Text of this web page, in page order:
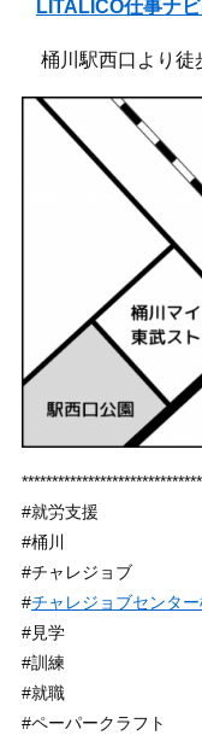
LITALICO仕事ナ
桶川駅西口より徒
#就労支援
#桶川
#チャレジョブ
#チャレジョブセンター
#見学
#訓練
#就職
#ペーパークラフト